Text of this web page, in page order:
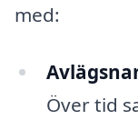
med:
Över tid